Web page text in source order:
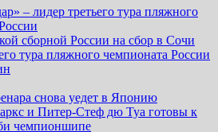
– лидер третьего тура пляжного
сборной России на сбор в Сочи
тура пляжного чемпионата России
снова уедет в Японию
и Питер-Стеф дю Туа готовы к
чемпионшипе